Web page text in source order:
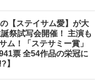
【ステイサム愛】が大
祭試写会開催！ 主演も
ム！「ステサミー賞」
票 全54作品の栄冠に
】